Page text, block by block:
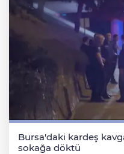
Bursa'daki kardeş
sokağa döktü